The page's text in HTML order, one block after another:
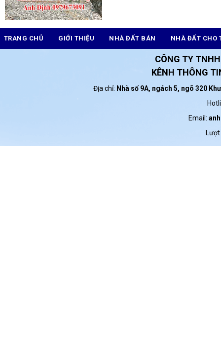
TRANG CHỦ GIỚI THIỆU NHÀ ĐẤT BÁN NHÀ ĐẤT CHO
CÔNG TY
KÊNH THÔNG
Địa chỉ: Nhà số 9A, ngách 5, ngõ 320
Email: